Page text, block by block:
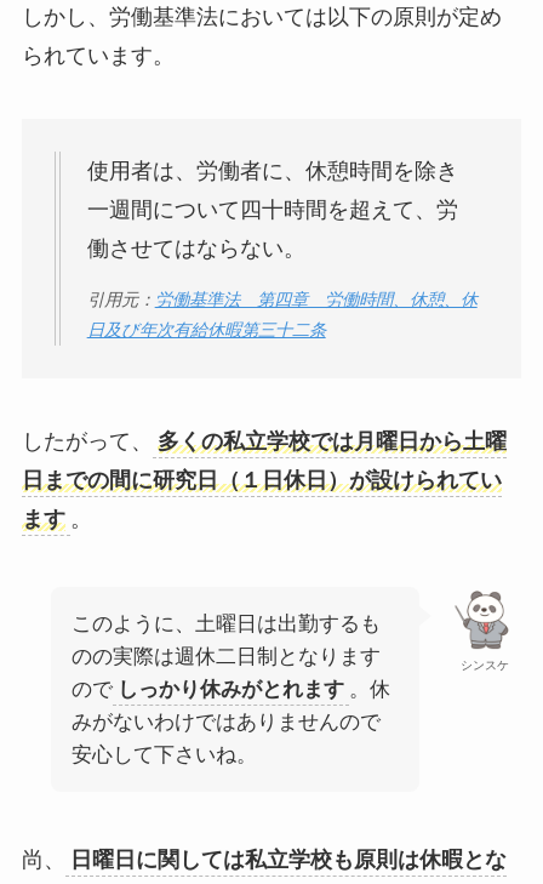
しかし、労働基準法においては以下の原則が定め
られています。
使用者は、労働者に、休憩時間を除き
一週間について四十時間を超えて、労
働させてはならない。
引用元： 労働基準法 第四章 労働時間、休憩、休
日及び年次有給休暇第三十二条
したがって、
多くの私立学校では月曜日から土曜
日までの間に研究日（１日休日）が設けられてい
ます 。
シンスケ
このように、土曜日は出勤するも
のの実際は週休二日制となります
ので しっかり休みがとれます 。休
みがないわけではありませんので
安心して下さいね。
尚、
日曜日に関しては私立学校も原則は休暇とな